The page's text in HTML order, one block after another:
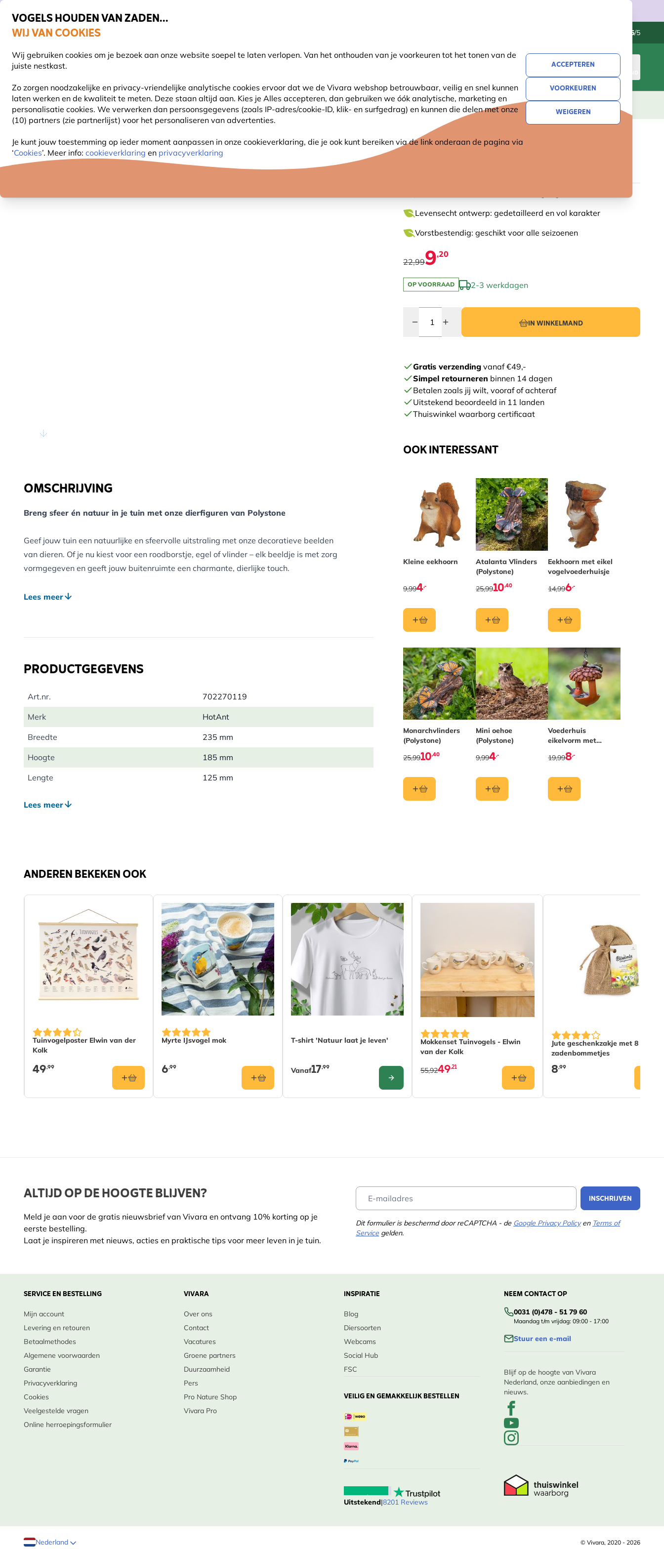
VOGELS HOUDEN VAN ZADEN...
WIJ VAN COOKIES
Wij gebruiken cookies om je bezoek aan onze website soepel te laten verlopen. Van het onthouden van je voorkeuren tot het tonen van de
juiste nestkast.
Zo zorgen noodzakelijke en privacy-vriendelijke analytische cookies ervoor dat we de Vivara webshop betrouwbaar, veilig en snel kunnen
laten werken en de kwaliteit te meten. Deze staan altijd aan. Kies je Alles accepteren, dan gebruiken we óók analytische, marketing en
personalisatie cookies. We verwerken dan persoonsgegevens (zoals IP-adres/cookie-ID, klik- en surfgedrag) en kunnen die delen met onze
(10) partners (zie partnerlijst) voor het personaliseren van advertenties.
Je kunt jouw toestemming op ieder moment aanpassen in onze cookieverklaring, die je ook kunt bereiken via de link onderaan de pagina via
‘Cookies’. Meer info: cookieverklaring en privacyverklaring
ACCEPTEREN
VOORKEUREN
WEIGEREN
Gratis thuisbezorgd vanaf €49 4.5/5
Zoeken
WINKELMAND
VOGELVOER VOEDERSYSTEMEN VOGELHUISJES ANDERE DIEREN PLANTEN NATUURBELEVING CADEAUS NIEUW SALE
60% KORTING
Levensecht ontwerp: gedetailleerd en vol karakter
Vorstbestendig: geschikt voor alle seizoenen
22,999,20
OP VOORRAAD 2-3 werkdagen
IN WINKELMAND
Gratis verzending vanaf €49,-
Simpel retourneren binnen 14 dagen
Betalen zoals jij wilt, vooraf of achteraf
Uitstekend beoordeeld in 11 landen
Thuiswinkel waarborg certificaat
OOK INTERESSANT
Kleine eekhoorn
4,-
9,99
Atalanta Vlinders
(Polystone)
10,40
25,99
Eekhoorn met eikel
vogelvoederhuisje
6,-
14,99
Monarchvlinders
(Polystone)
10,40
25,99
Mini oehoe
(Polystone)
4,-
9,99
Voederhuis
eikelvorm met
roodborst
(Polystone)
8,-
19,99
OMSCHRIJVING
Breng sfeer én natuur in je tuin met onze dierfiguren van Polystone
Geef jouw tuin een natuurlijke en sfeervolle uitstraling met onze decoratieve beelden
van dieren. Of je nu kiest voor een roodborstje, egel of vlinder – elk beeldje is met zorg
vormgegeven en geeft jouw buitenruimte een charmante, dierlijke touch.
De beelden zijn vervaardigd uit Polystone: een duurzaam en weerbestendig materiaal
Plaats ze op een tuintafel, tussen het groen of bij je voederplek – waar je ze ook
Lees meer
PRODUCTGEGEVENS
Art.nr. 702270119
Merk HotAnt
Breedte 235 mm
Hoogte 185 mm
Lengte 125 mm
Lees meer
ANDEREN BEKEKEN OOK
Tuinvogelposter Elwin van der
Kolk
49,99
Myrte IJsvogel mok
6,99
T-shirt 'Natuur laat je leven'
De prijs is afhankelijk van de gekozen opties op de productpagina
Vanaf17,99
CONFIGURE
Mokkenset Tuinvogels - Elwin
van der Kolk
De prijs is afhankelijk van de gekozen opties op de productpagina
55,9249,21
Jute geschenkzakje met 8
zadenbommetjes
8,99
ALTIJD OP DE HOOGTE BLIJVEN?
Meld je aan voor de gratis nieuwsbrief van Vivara en ontvang 10% korting op je
eerste bestelling.
Laat je inspireren met nieuws, acties en praktische tips voor meer leven in je tuin.
INSCHRIJVEN
Dit formulier is beschermd door reCAPTCHA - de Google Privacy Policyen Terms of
Service gelden.
SERVICE EN BESTELLING
Mijn account
Levering en retouren
Betaalmethodes
Algemene voorwaarden
Garantie
Privacyverklaring
Cookies
Veelgestelde vragen
Online herroepingsformulier
VIVARA
Over ons
Contact
Vacatures
Groene partners
Duurzaamheid
Pers
Pro Nature Shop
Vivara Pro
INSPIRATIE
Blog
Diersoorten
Webcams
Social Hub
FSC
VEILIG EN GEMAKKELIJK BESTELLEN
Uitstekend|8201 Reviews
NEEM CONTACT OP
0031 (0)478 - 51 79 60
Maandag t/m vrijdag: 09:00 - 17:00
Stuur een e-mail
Blijf op de hoogte van Vivara
Nederland, onze aanbiedingen en
nieuws.
Nederland © Vivara, 2020 - 2026